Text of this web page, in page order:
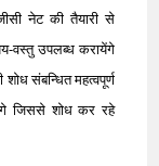
नेट की तैयारी से
वस्तु उपलब्ध करायेंगे
संबन्धित महत्वपूर्ण
जिससे शोध कर रहे